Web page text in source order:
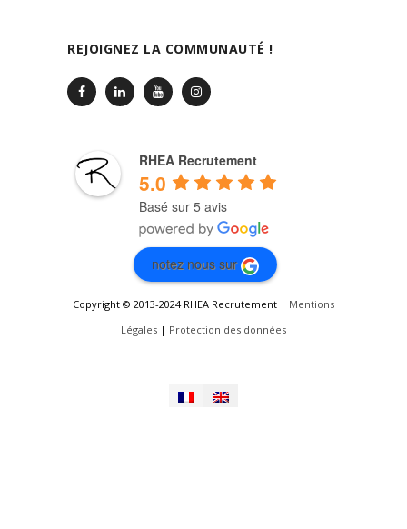
REJOIGNEZ LA COMMUNAUTÉ !
RHEA Recrutement
5.0
Basé sur 5 avis
notez nous sur
Copyright © 2013-2024 RHEA Recrutement | Mentions
Légales | Protection des données